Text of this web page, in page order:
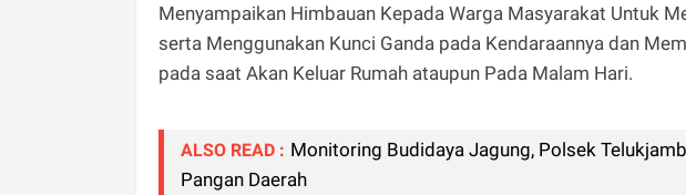
Menyampaikan Himbauan Kepada Warga Masyarakat Untuk
serta Menggunakan Kunci Ganda pada Kendaraannya dan
pada saat Akan Keluar Rumah ataupun Pada Malam Hari.
ALSO READ : Monitoring Budidaya Jagung, Polsek
Pangan Daerah